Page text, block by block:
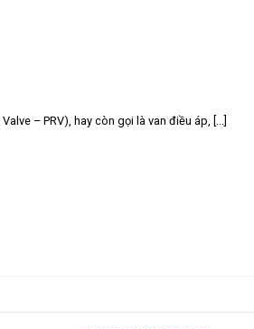
– PRV), hay còn gọi là van điều áp, [...]